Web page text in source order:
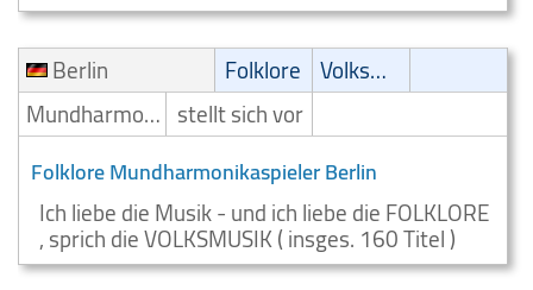
Berlin
Folklore
Volksmusik
Mundharmonikaspieler stellt sich vor
Folklore Mundharmonikaspieler Berlin
Ich liebe die Musik - und ich liebe die FOLKLORE
, sprich die VOLKSMUSIK ( insges. 160 Titel )